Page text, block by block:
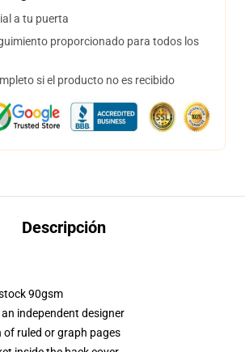
a tu puerta
proporcionado para todos los
si el producto no es recibido
Descripción
90gsm
independent designer
of ruled or graph pages